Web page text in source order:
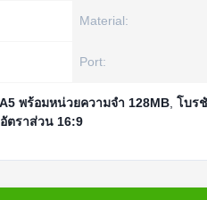
Material:
Port:
พร้อมหน่วยความจำ 128MB โบร
ตราส่วน 16:9